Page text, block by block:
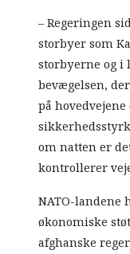
– Regeringen
storbyer som
storbyerne og i
bevægelsen,
på
om natten er
kontrollerer
NATO-
økonomiske
afghanske